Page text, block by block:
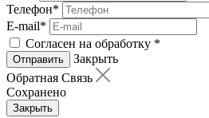
Телефон*
E-mail*
Согласен на обработку *
Отправить
Закрыть
Обратная Связь
Сохранено
Закрыть